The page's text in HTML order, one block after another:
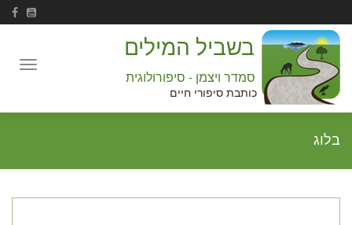
Toggle
בשביל המילים
סמדר ויצמן - סיפורולוגית
כותבת סיפורי חיים
בלוג